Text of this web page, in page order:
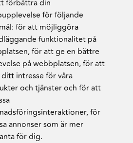
förbättra din
för följande
för att möjliggöra
funktionalitet på
,för att ge en bättre
på webbplatsen,för att
ditt intresse för våra
och tjänster och för att
,för
annonser som är mer
för dig.